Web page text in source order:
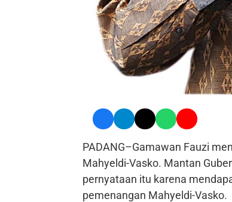
PADANG–Gamawan Fauzi
Mahyeldi-Vasko. Mantan
pernyataan itu karena
pemenangan Mahyeldi-Vasko.